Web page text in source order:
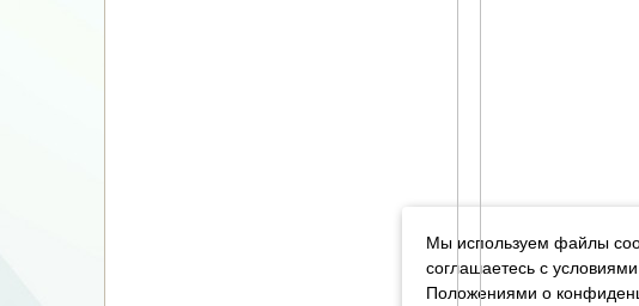
Мы используем файлы
соглашаетесь с
Положениями о